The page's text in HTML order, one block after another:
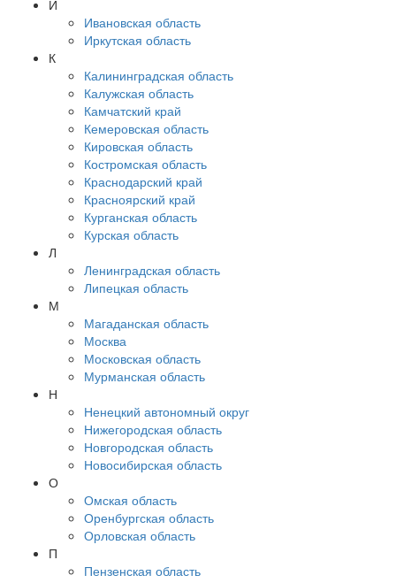
И
Ивановская область
Иркутская область
К
Калининградская область
Калужская область
Камчатский край
Кемеровская область
Кировская область
Костромская область
Краснодарский край
Красноярский край
Курганская область
Курская область
Л
Ленинградская область
Липецкая область
М
Магаданская область
Москва
Московская область
Мурманская область
Н
Ненецкий автономный округ
Нижегородская область
Новгородская область
Новосибирская область
О
Омская область
Оренбургская область
Орловская область
П
Пензенская область